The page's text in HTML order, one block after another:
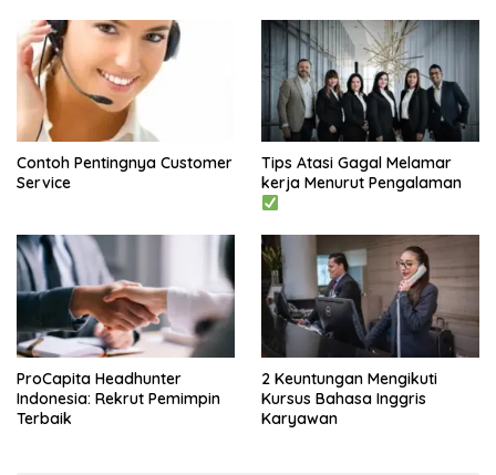
Contoh Pentingnya Customer
Service
Tips Atasi Gagal Melamar
kerja Menurut Pengalaman
ProCapita Headhunter
Indonesia: Rekrut Pemimpin
Terbaik
2 Keuntungan Mengikuti
Kursus Bahasa Inggris
Karyawan